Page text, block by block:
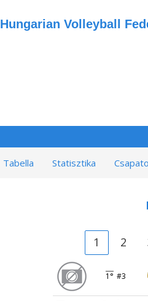
Hungarian Volleyball
Tabella Statisztika
1 2
1° #3